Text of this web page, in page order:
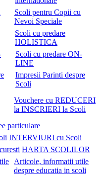
Scoli pentru Copii cu
Nevoi Speciale
Scoli cu predare
HOLISTICA
Scoli cu predare ON-
LINE
Impresii Parinti despre
Scoli
Vouchere cu REDUCERI
la INSCRIERI la Scoli
particulare
INTERVIURI cu Scoli
HARTA SCOLILOR
Articole, informatii utile
despre educatia in scoli